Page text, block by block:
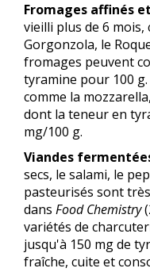
Fromages affinés
vieilli plus de 6 mois,
Gorgonzola, le
fromages peuvent
tyramine pour 100
comme la
dont la teneur en
mg/100 g.
Viandes
secs, le salami, le
pasteurisés sont
dans Food Chemistry
variétés de
jusqu'à 150 mg de
fraîche, cuite et